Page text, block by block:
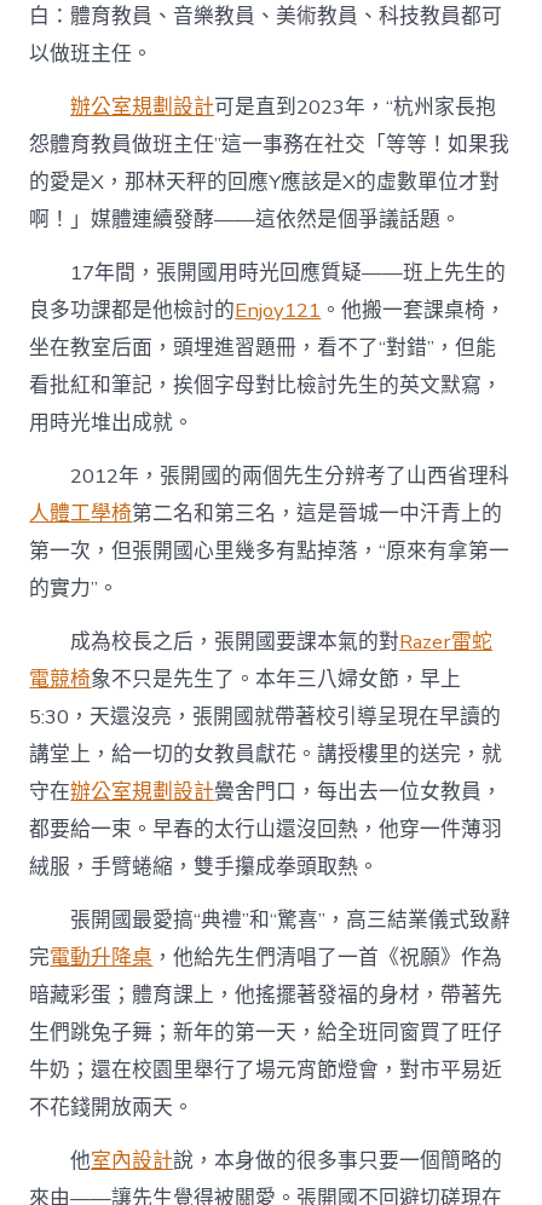
白：體育教員、音樂教員、美術教員、科技教員都可
以做班主任。
辦公室規劃設計可是直到2023年，“杭州家長抱
怨體育教員做班主任”這一事務在社交「等等！如果我
的愛是X，那林天秤的回應Y應該是X的虛數單位才對
啊！」媒體連續發酵——這依然是個爭議話題。
17年間，張開國用時光回應質疑——班上先生的
良多功課都是他檢討的Enjoy121 。他搬一套課桌椅，
坐在教室后面，頭埋進習題冊，看不了“對錯”，但能
看批紅和筆記，挨個字母對比檢討先生的英文默寫，
用時光堆出成就。
2012年，張開國的兩個先生分辨考了山西省理科
人體工學椅第二名和第三名，這是晉城一中汗青上的
第一次，但張開國心里幾多有點掉落，“原來有拿第一
的實力”。
成為校長之后，張開國要課本氣的對Razer雷蛇
電競椅象不只是先生了。本年三八婦女節，早上
5:30，天還沒亮，張開國就帶著校引導呈現在早讀的
講堂上，給一切的女教員獻花。講授樓里的送完，就
守在辦公室規劃設計黌舍門口，每出去一位女教員，
都要給一束。早春的太行山還沒回熱，他穿一件薄羽
絨服，手臂蜷縮，雙手攥成拳頭取熱。
張開國最愛搞“典禮”和“驚喜”，高三結業儀式致辭
完電動升降桌 ，他給先生們清唱了一首《祝願》作為
暗藏彩蛋；體育課上，他搖擺著發福的身材，帶著先
生們跳兔子舞；新年的第一天，給全班同窗買了旺仔
牛奶；還在校園里舉行了場元宵節燈會，對市平易近
不花錢開放兩天。
他室內設計說，本身做的很多事只要一個簡略的
來由——讓先生覺得被關愛。張開國不回避切磋現在